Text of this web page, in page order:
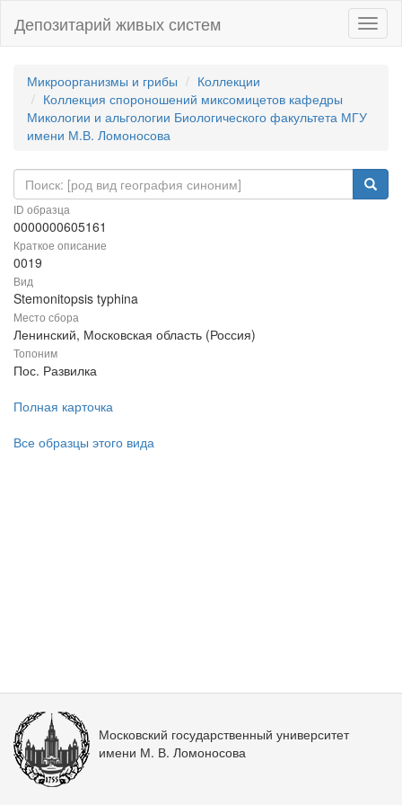
Депозитарий живых систем
Микроорганизмы и грибы
Коллекции
Коллекция спороношений миксомицетов кафедры
Микологии и альгологии Биологического факультета МГУ
имени М.В. Ломоносова
ID образца
0000000605161
Краткое описание
0019
Вид
Stemonitopsis typhina
Место сбора
Ленинский, Московская область (Россия)
Топоним
Пос. Развилка
Полная карточка
Все образцы этого вида
Московский государственный университет
имени М. В. Ломоносова